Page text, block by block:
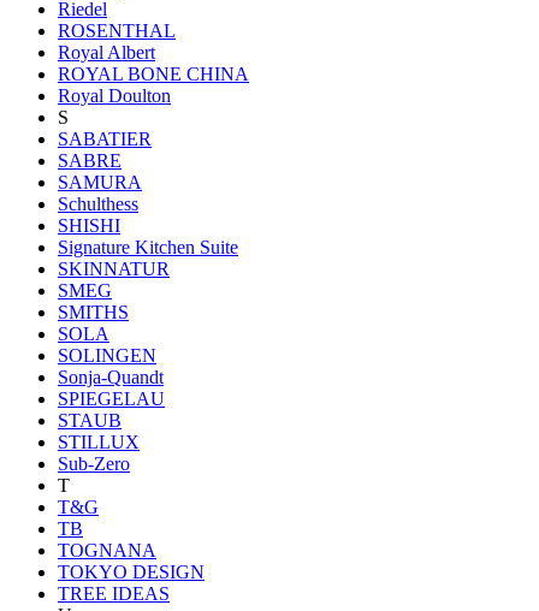
Riedel
ROSENTHAL
Royal Albert
ROYAL BONE CHINA
Royal Doulton
S
SABATIER
SABRE
SAMURA
Schulthess
SHISHI
Signature Kitchen Suite
SKINNATUR
SMEG
SMITHS
SOLA
SOLINGEN
Sonja-Quandt
SPIEGELAU
STAUB
STILLUX
Sub-Zero
T
T&G
TB
TOGNANA
TOKYO DESIGN
TREE IDEAS